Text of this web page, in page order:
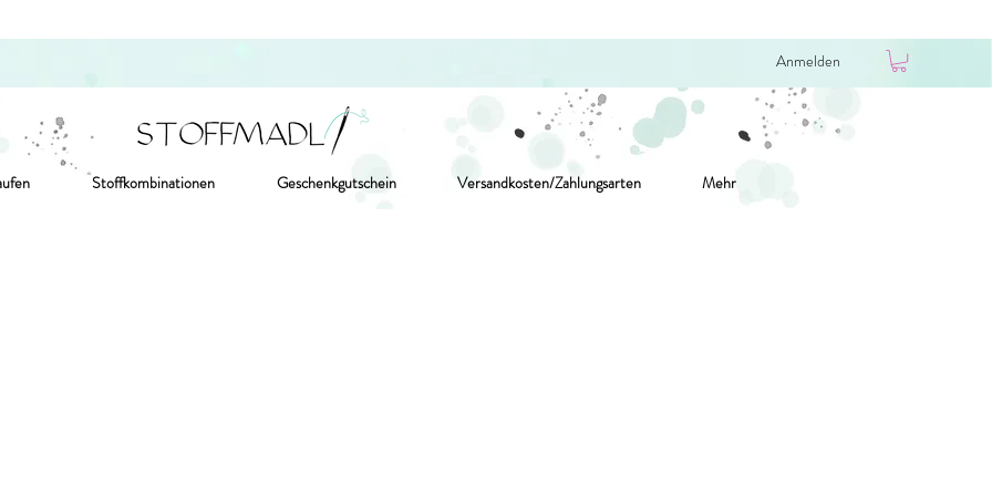
Anmelden
Stoffkombinationen Geschenkgutschein Versandkosten/Zahlungsarten Mehr